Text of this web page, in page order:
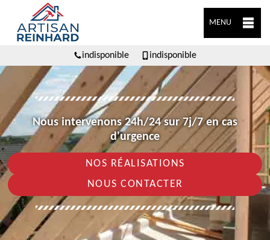
MENU
indisponible indisponible
Nous intervenons 24h/24 sur 7j/7 en cas
d'urgence
NOS RÉALISATIONS
NOUS CONTACTER